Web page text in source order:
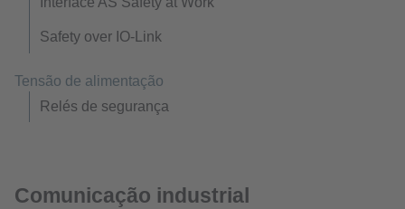
Safety over IO-Link
Tensão de alimentação
Relés de segurança
Comunicação industrial